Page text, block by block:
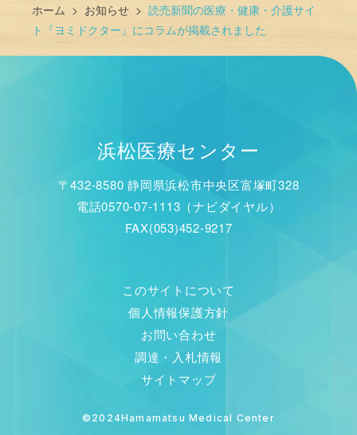
ホーム > お知らせ > 読売新聞の医療・健康・介護サイ
ト『ヨミドクター』にコラムが掲載されました
浜松医療センター
〒432-8580 静岡県浜松市中央区富塚町328
電話0570-07-1113（ナビダイヤル）
FAX(053)452-9217
このサイトについて
個人情報保護方針
お問い合わせ
調達・入札情報
サイトマップ
©2024Hamamatsu Medical Center